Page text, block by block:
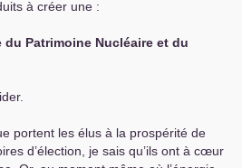
à créer une :
Patrimoine Nucléaire et du
portent les élus à la prospérité de
d’élection, je sais qu’ils ont à cœur